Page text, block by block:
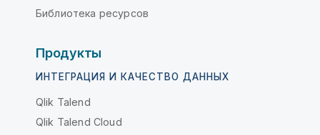
Библиотека ресурсов
Продукты
ИНТЕГРАЦИЯ И КАЧЕСТВО ДАННЫХ
Qlik Talend
Qlik Talend Cloud